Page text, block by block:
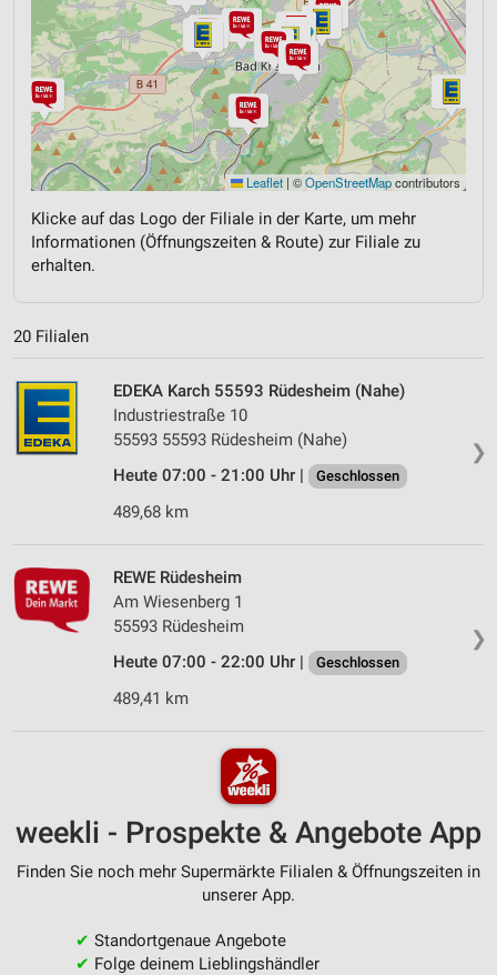
Leaflet | ©OpenStreetMapcontributors
Klicke auf das Logo der Filiale in der Karte, um mehr
Informationen (Öffnungszeiten & Route) zur Filiale zu
erhalten.
20 Filialen
❯
EDEKA Karch 55593 Rüdesheim (Nahe)
Industriestraße 10
55593 55593 Rüdesheim (Nahe)
Heute 07:00 - 21:00 Uhr |
Geschlossen
489,68 km
❯
REWE Rüdesheim
Am Wiesenberg 1
55593 Rüdesheim
Heute 07:00 - 22:00 Uhr |
Geschlossen
489,41 km
weekli - Prospekte & Angebote App
Finden Sie noch mehr Supermärkte Filialen & Öffnungszeiten in
unserer App.
✔ Standortgenaue Angebote
✔ Folge deinem Lieblingshändler